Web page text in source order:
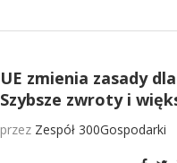
UE zmienia zasady
Szybsze zwroty i
przez Zespół 300Gospodarki